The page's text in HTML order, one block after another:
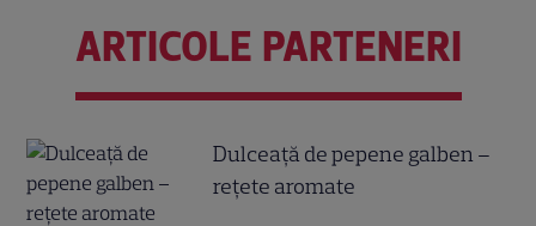
ARTICOLE PARTENERI
Dulceață de pepene galben –
rețete aromate